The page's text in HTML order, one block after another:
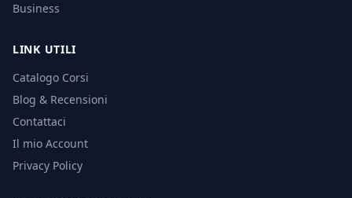
Business
LINK UTILI
Catalogo Corsi
Blog & Recensioni
Contattaci
Il mio Account
Privacy Policy